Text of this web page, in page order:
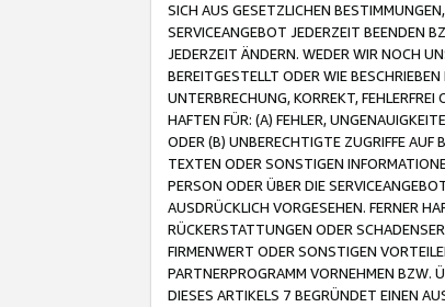
SICH AUS GESETZLICHEN
SERVICEANGEBOT JEDERZEIT BEENDEN
JEDERZEIT ÄNDERN. WEDER WIR NOCH
BEREITGESTELLT ODER WIE
UNTERBRECHUNG, KORREKT,
HAFTEN FÜR: (A) FEHLER,
ODER (B) UNBERECHTIGTE ZUGRIFFE
TEXTEN ODER SONSTIGEN
PERSON ODER ÜBER DIE
AUSDRÜCKLICH VORGESEHEN. FERNER
RÜCKERSTATTUNGEN ODER
FIRMENWERT ODER SONSTIGEN
PARTNERPROGRAMM VORNEHMEN BZW.
DIESES ARTIKELS 7 BEGRÜNDET EINEN